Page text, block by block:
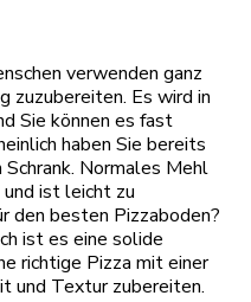
verwenden ganz
zuzubereiten. Es wird in
Sie können es fast
haben Sie bereits
Schrank. Normales Mehl
ist leicht zu
den besten Pizzaboden?
ist es eine solide
richtige Pizza mit einer
und Textur zubereiten.